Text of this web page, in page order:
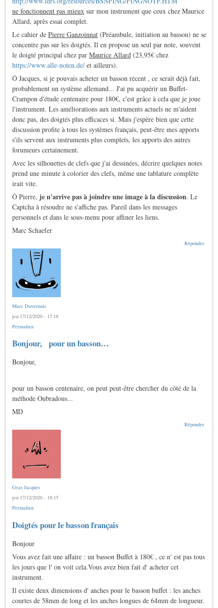
ne fonctionnent pas mieux sur mon instrument que ceux chez Maurice
Allard, après essai complet.
Le cahier de Pierre Ganzoinnat (Préambule, initiation au basson) ne se
concentre pas sur les doigtés. Il en propose un seul par note, souvent
le doigté principal chez par Maurice Allard (23,95€ chez
https://www.alle-noten.de/ et ailleurs).
Ô Jacques, si je pouvais acheter un basson récent , ce serait déjà fait,
probablement un système allemand... J'ai pu acquérir un Buffet-
Crampon d'étude centenaire pour 180€, c'est grâce à cela que je joue
l'instrument. Les améliorations aux instruments actuels ne m'aident
donc pas, des doigtés plus efficaces si. Mais j'espère bien que cette
discussion profite à tous les systèmes français, peut-être mes apports
s'ils servent aux instruments plus complets, les apports des autres
forumeurs certainement.
Avec les silhouettes de clefs que j'ai dessinées, décrire quelques notes
prend une minute à colorier des clefs, même une tablature complète
irait vite.
Ô Pierre, je n'arrive pas à joindre une image à la discussion. Le
Captcha à résoudre ne s'affiche pas. Pareil dans les messages
personnels et dans le sous-menu pour affiner les liens.
Marc Schaefer
Répondre
Marc Duvernois
jeu 17/12/2020 - 17:18
Permalien
Bonjour, pour un basson…
Bonjour,
pour un basson centenaire, on peut peut-être chercher du côté de la
méthode Oubradous...
MD
Répondre
Gras Jacques
jeu 17/12/2020 - 18:15
Permalien
Doigtés pour le basson français
Bonjour
Vous avez fait une affaire : un basson Buffet à 180€ , ce n' est pas tous
les jours que l' on voit cela.Vous avez bien fait d' acheter cet
instrument.
Il existe deux dimensions d' anches pour le basson buffet : les anches
courtes de 58mm de long et les anches longues de 64mm de longueur.